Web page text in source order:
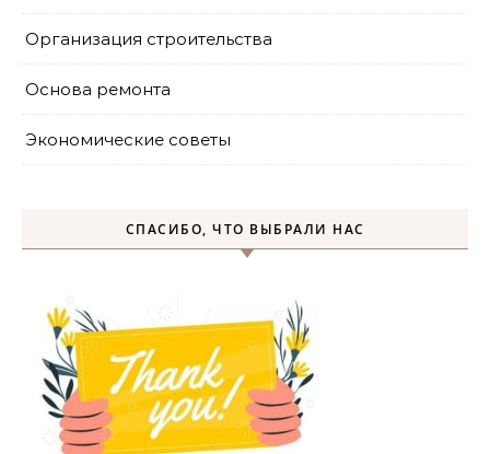
Организация строительства
Основа ремонта
Экономические советы
СПАСИБО, ЧТО ВЫБРАЛИ НАС